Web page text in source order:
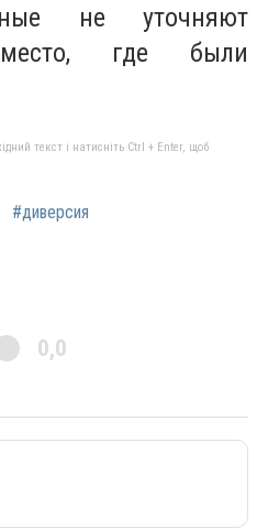
не уточняют
где были
текст і натисніть Ctrl + Enter, щоб
#диверсия
0,0